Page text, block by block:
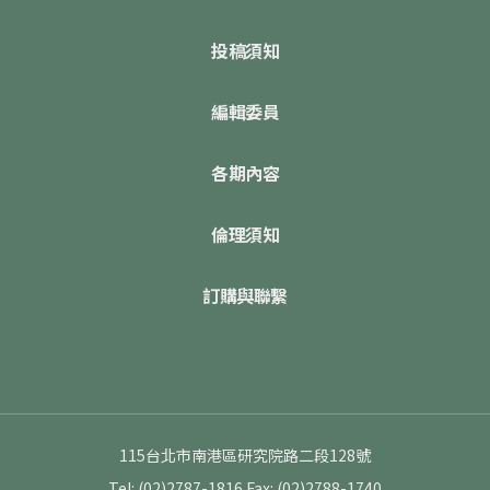
投稿須知
編輯委員
各期內容
倫理須知
訂購與聯繫
115台北市南港區研究院路二段128號